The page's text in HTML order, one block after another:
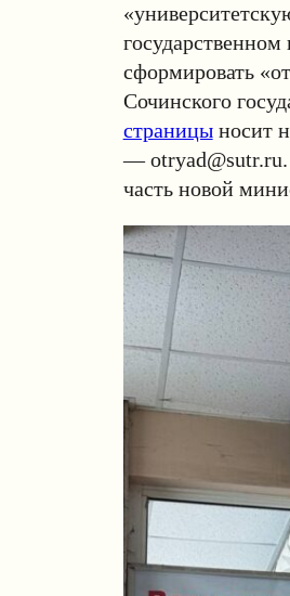
сформировать
Сочинского
страницыносит
—otryad@sutr.ru
часть новой